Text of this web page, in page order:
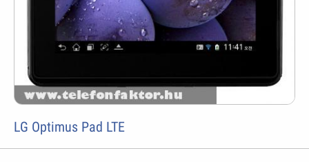
LG Optimus Pad LTE